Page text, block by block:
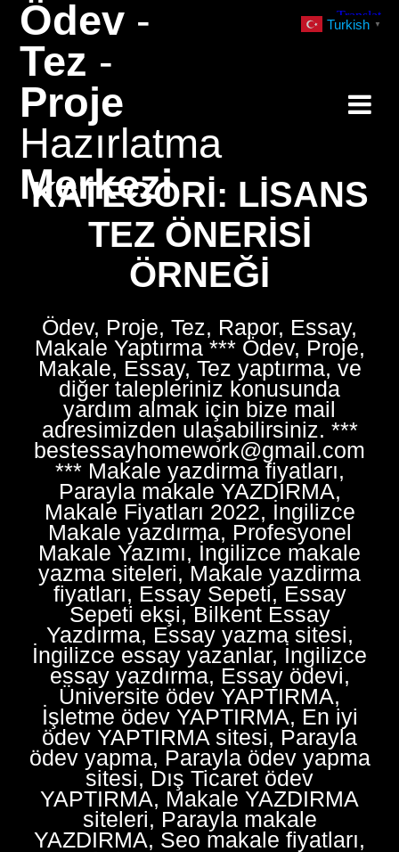
Ödev -
Tez -
Proje
Hazırlatma
Merkezi
KATEGORI: LISANS
TEZ ÖNERISI
ÖRNEĞI
Ödev, Proje, Tez, Rapor, Essay,
Makale Yaptırma *** Ödev, Proje,
Makale, Essay, Tez yaptırma, ve
diğer talepleriniz konusunda
yardım almak için bize mail
adresimizden ulaşabilirsiniz. ***
bestessayhomework@gmail.com
*** Makale yazdirma fiyatları,
Parayla makale YAZDIRMA,
Makale Fiyatları 2022, İngilizce
Makale yazdırma, Profesyonel
Makale Yazımı, İngilizce makale
yazma siteleri, Makale yazdirma
fiyatları, Essay Sepeti, Essay
Sepeti ekşi, Bilkent Essay
Yazdırma, Essay yazma sitesi,
İngilizce essay yazanlar, İngilizce
essay yazdırma, Essay ödevi,
Üniversite ödev YAPTIRMA,
İşletme ödev YAPTIRMA, En iyi
ödev YAPTIRMA sitesi, Parayla
ödev yapma, Parayla ödev yapma
sitesi, Dış Ticaret ödev
YAPTIRMA, Makale YAZDIRMA
siteleri, Parayla makale
YAZDIRMA, Seo makale fiyatları,
Turkish ▼